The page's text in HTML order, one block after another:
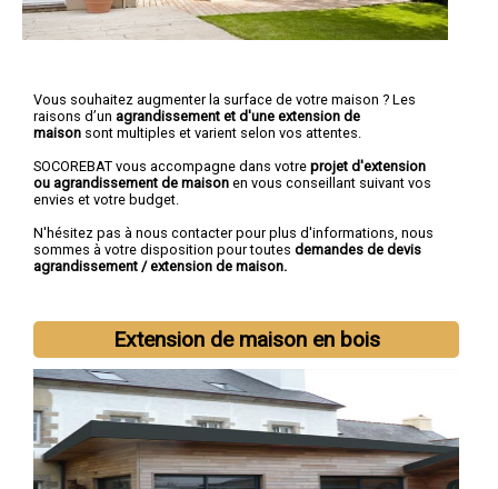
Vous souhaitez augmenter la surface de votre maison ? Les
raisons d’un agrandissement et d'une extension de
maison sont multiples et varient selon vos attentes.
SOCOREBAT vous accompagne dans votre projet d'extension
ou agrandissement de maison en vous conseillant suivant vos
envies et votre budget.
N'hésitez pas à nous contacter pour plus d'informations, nous
sommes à votre disposition pour toutes demandes de devis
agrandissement / extension de maison.
Extension de maison en bois